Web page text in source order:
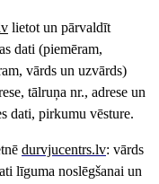
lietot un pārvaldīt
dati (piemēram,
vārds un uzvārds)
tālruņa nr., adrese un
dati, pirkumu vēsture.
durvjucentrs.lv: vārds
līguma noslēgšanai un